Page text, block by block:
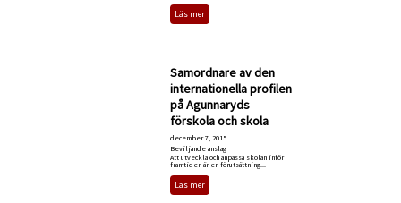
Läs mer
Samordnare av den
internationella profilen
på Agunnaryds
förskola och skola
december 7, 2015
Beviljande anslag
Att utveckla och anpassa skolan inför
framtiden är en förutsättning...
Läs mer